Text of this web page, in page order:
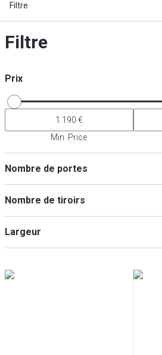
Filtre
Filtre
Prix
Min. Price
Nombre de portes
1(2
Nombre de tiroirs
Largeur